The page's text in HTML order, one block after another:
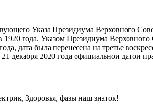
Указа Президиума Верховного
года. Указом Президиума
дата была перенесена на третье
2020 года официальной датой
Здоровья, фазы наш знаток!